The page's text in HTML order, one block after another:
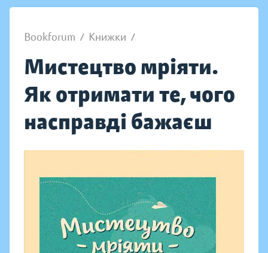
Bookforum / Книжки /
Мистецтво мріяти.
Як отримати те, чого
насправді бажаєш